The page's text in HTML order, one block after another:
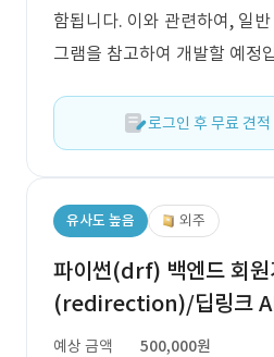
함됩니다. 이와 관련하여, 일
그램을 참고하여 개발할 예정
로그인 후 무료 견
유사도 높음 외주
파이썬(drf) 백엔드 회원
(redirection)/딥링크
예상 금액
500,000원